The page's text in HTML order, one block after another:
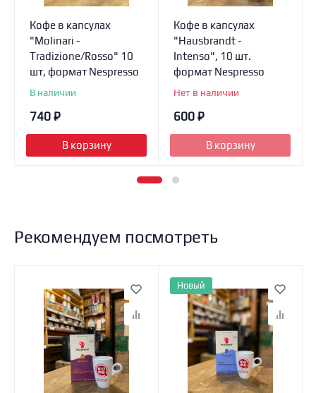
Кофе в капсулах
"Molinari -
Tradizione/Rosso" 10
шт, формат Nespresso
В наличии
740 ₽
В корзину
Кофе в капсулах
"Hausbrandt -
Intenso", 10 шт.
формат Nespresso
Нет в наличии
600 ₽
В корзину
Рекомендуем посмотреть
Новый